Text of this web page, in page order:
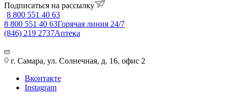
Подписаться на рассылку
8 800 551 40 63
8 800 551 40 63Горячая линия 24/7
(846) 219 2737Аптека
г. Самара, ул. Солнечная, д. 16, офис 2
Вконтакте
Instagram